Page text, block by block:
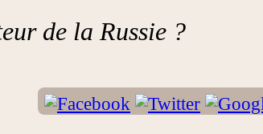
de la Russie ?